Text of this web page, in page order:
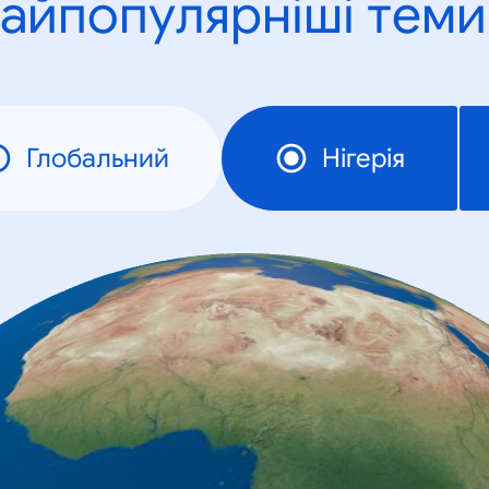
Глобальний Нігерія